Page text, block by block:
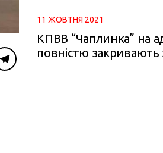
11 ЖОВТНЯ 2021
КПВВ “Чаплинка” на
повністю закривають